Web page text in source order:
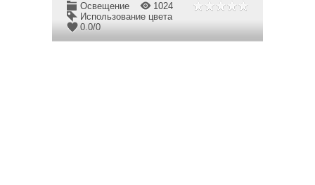
Освещение
1024
Использование цвета
0.0/0